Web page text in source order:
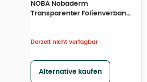
NOBA Nobaderm
Transparenter Folienverband
Derzeit nicht verfügbar
Alternative kaufen